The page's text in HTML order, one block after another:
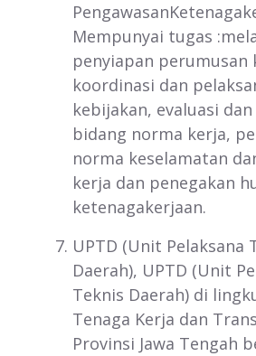
Mempunyai tugas
penyiapan perumusan
koordinasi dan
kebijakan, evaluasi
bidang norma kerja,
norma keselamatan
kerja dan penegakan
ketenagakerjaan.
UPTD (Unit Pelaksana
Daerah), UPTD (Unit
Teknis Daerah) di
Tenaga Kerja dan
Provinsi Jawa Tengah